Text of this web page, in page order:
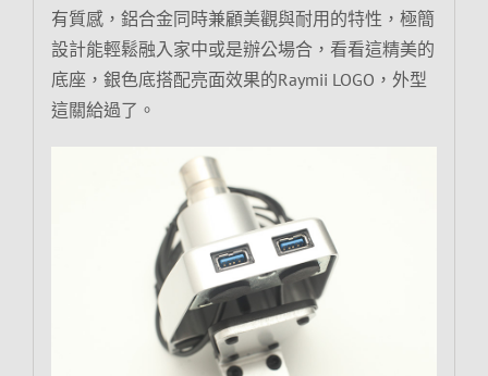
有質感，鋁合金同時兼顧美觀與耐用的特性，極簡
設計能輕鬆融入家中或是辦公場合，看看這精美的
底座，銀色底搭配亮面效果的Raymii LOGO，外型
這關給過了。